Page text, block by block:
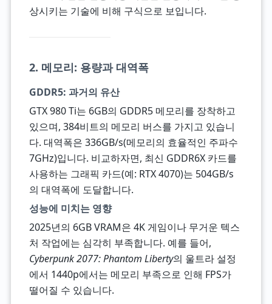
상시키는 기술에 비해 구식으로 보입니다.
2. 메모리: 용량과 대역폭
GDDR5: 과거의 유산
GTX 980 Ti는 6GB의 GDDR5 메모리를 장착하고
있으며, 384비트의 메모리 버스를 가지고 있습니
다. 대역폭은 336GB/s(메모리의 효율적인 주파수
7GHz)입니다. 비교하자면, 최신 GDDR6X 카드를
사용하는 그래픽 카드(예: RTX 4070)는 504GB/s
의 대역폭에 도달합니다.
성능에 미치는 영향
2025년의 6GB VRAM은 4K 게임이나 무거운 텍스
처 작업에는 심각히 부족합니다. 예를 들어,
Cyberpunk 2077: Phantom Liberty의 울트라 설정
에서 1440p에서는 메모리 부족으로 인해 FPS가
떨어질 수 있습니다.